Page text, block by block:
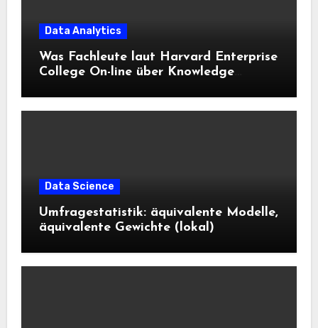
Data Analytics
Was Fachleute laut Harvard Enterprise
College On-line über Knowledge
Data Science
Umfragestatistik: äquivalente Modelle,
äquivalente Gewichte (lokal)